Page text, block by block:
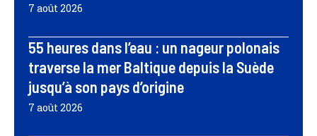
7 août 2026
55 heures dans l’eau : un nageur polonais
traverse la mer Baltique depuis la Suède
jusqu’à son pays d’origine
7 août 2026